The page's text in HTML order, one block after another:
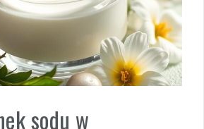
sodu w